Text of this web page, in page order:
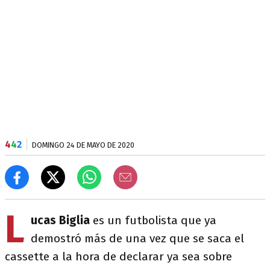
442 DOMINGO 24 DE MAYO DE 2020
L ucas Biglia es un futbolista que ya
demostró más de una vez que se saca el
cassette a la hora de declarar ya sea sobre